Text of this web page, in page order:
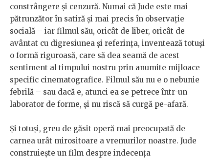
constrângere și cenzură. Numai că Jude este mai
pătrunzător în satiră și mai precis în observație
socială – iar filmul său, oricât de liber, oricât de
avântat cu digresiunea și referința, inventează totuși
o formă riguroasă, care să dea seamă de acest
sentiment al timpului nostru prin anumite mijloace
specific cinematografice. Filmul său nu e o nebunie
febrilă – sau dacă e, atunci ea se petrece într-un
laborator de forme, și nu riscă să curgă pe-afară.
Și totuși, greu de găsit operă mai preocupată de
carnea urât mirositoare a vremurilor noastre. Jude
construiește un film despre indecența